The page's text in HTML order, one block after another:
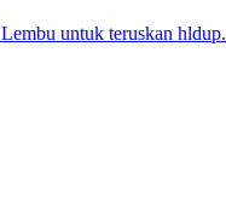
untuk teruskan hldup.